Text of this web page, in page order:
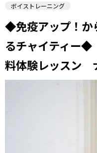
ボイストレーニング
◆免疫アップ！か
るチャイティー
料体験レッスン